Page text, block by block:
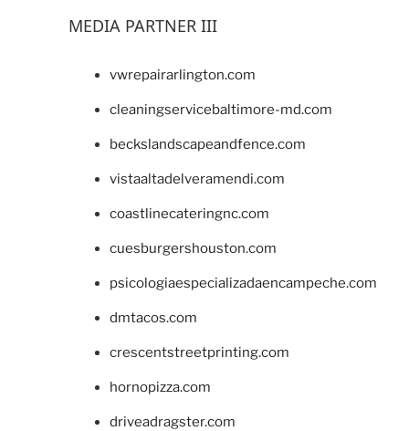
MEDIA PARTNER III
vwrepairarlington.com
cleaningservicebaltimore-md.com
beckslandscapeandfence.com
vistaaltadelveramendi.com
coastlinecateringnc.com
cuesburgershouston.com
psicologiaespecializadaencampeche.com
dmtacos.com
crescentstreetprinting.com
hornopizza.com
driveadragster.com